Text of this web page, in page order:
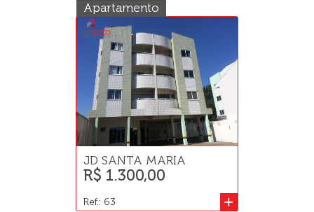
Apartamento
JD SANTA MARIA
R$ 1.300,00
+
Ref.: 63